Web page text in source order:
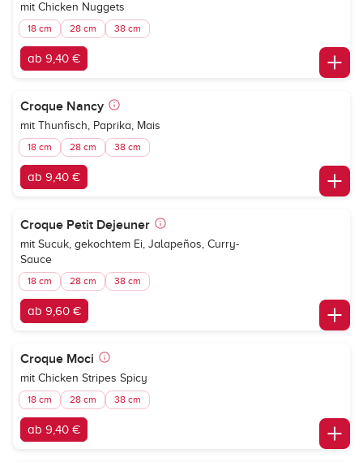
mit Chicken Nuggets
18 cm 28 cm 38 cm
ab 9,40 €
Croque Nancy
mit Thunfisch, Paprika, Mais
18 cm 28 cm 38 cm
ab 9,40 €
Croque Petit Dejeuner
mit Sucuk, gekochtem Ei, Jalapeños, Curry-
Sauce
18 cm 28 cm 38 cm
ab 9,60 €
Croque Moci
mit Chicken Stripes Spicy
18 cm 28 cm 38 cm
ab 9,40 €